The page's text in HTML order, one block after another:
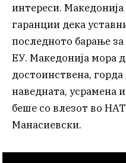
интереси.
гаранции дека
последното барање
ЕУ. Македонија мора
достоинствена,
наведната, усрамена
беше со влезот во
Манасиевски.